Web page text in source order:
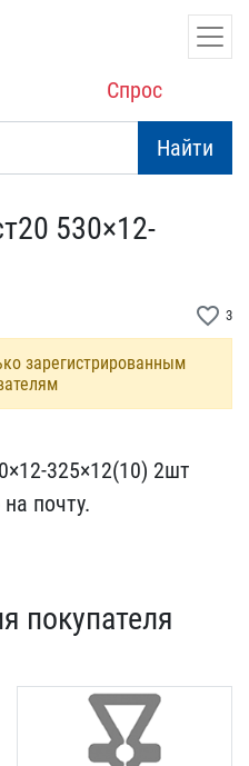
Спрос
Найти
530​×12-
favorite_border 3
зарегистрированным
325×12(10) 2шт
почт​у.
покупателя